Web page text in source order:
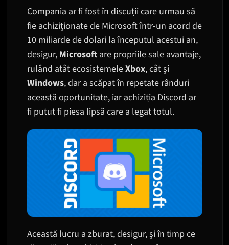
Compania ar fi fost în discuții care urmau să
fie achiziționate de Microsoft într-un acord de
10 miliarde de dolari la începutul acestui an,
desigur, Microsoft are propriile sale avantaje,
rulând atât ecosistemeleXbox, cât și
Windows, dar a scăpat în repetate rânduri
această oportunitate, iar achiziția Discord ar
fi putut fi piesa lipsă care a legat totul.
Această lucru a zburat, desigur, și în timp ce